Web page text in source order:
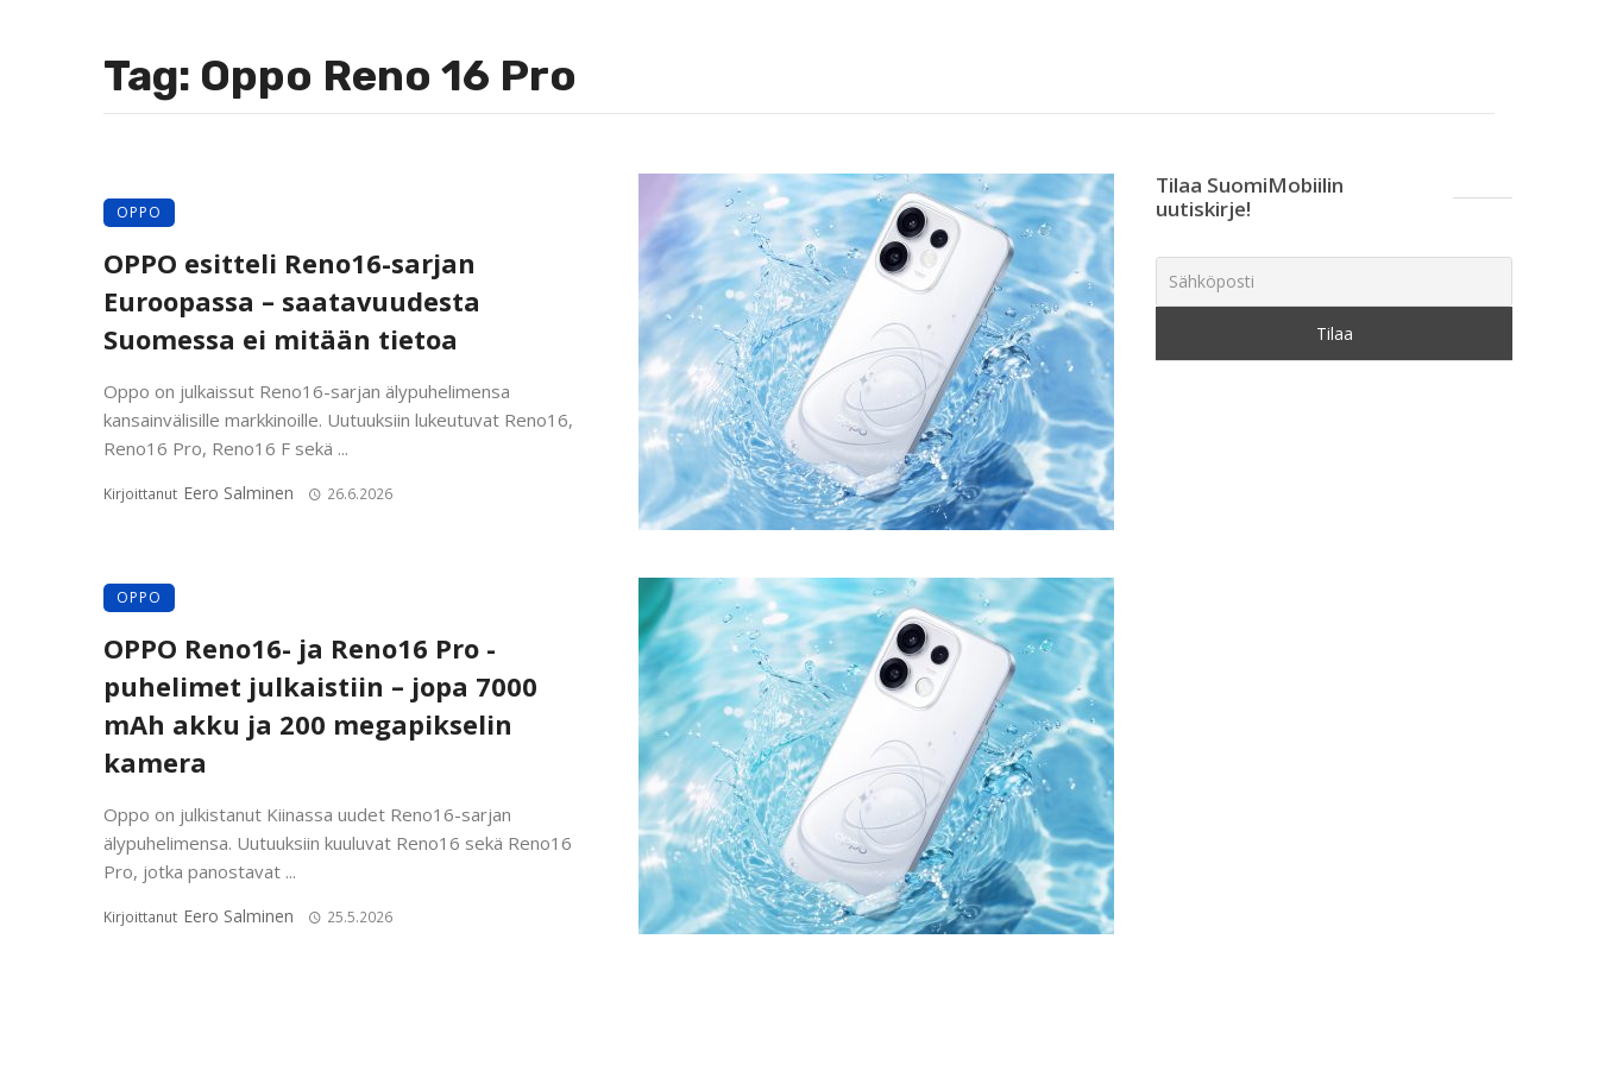
Tag: Oppo Reno 16 Pro
OPPO
OPPO esitteli Reno16-sarjan
Euroopassa – saatavuudesta
Suomessa ei mitään tietoa
Oppo on julkaissut Reno16-sarjan älypuhelimensa
kansainvälisille markkinoille. Uutuuksiin lukeutuvat Reno16,
Reno16 Pro, Reno16 F sekä ...
Kirjoittanut Eero Salminen 26.6.2026
OPPO
OPPO Reno16- ja Reno16 Pro -
puhelimet julkaistiin – jopa 7000
mAh akku ja 200 megapikselin
kamera
Oppo on julkistanut Kiinassa uudet Reno16-sarjan
älypuhelimensa. Uutuuksiin kuuluvat Reno16 sekä Reno16
Pro, jotka panostavat ...
Kirjoittanut Eero Salminen 25.5.2026
Tilaa SuomiMobiilin
uutiskirje!